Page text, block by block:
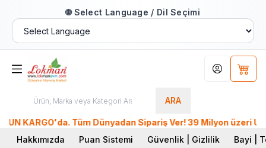
🌐 Select Language / Dil Seçimi
ARA
Hesabım
KARGO'da. Tüm Dünyadan Sipariş Ver! 39 Milyon üzeri
Hakkımızda
Puan Sistemi Güvenlik | Gizlilik Bayi |